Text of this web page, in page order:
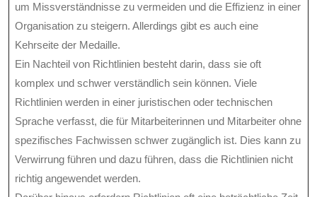
um Missverständnisse zu vermeiden und die Effizienz in einer
Organisation zu steigern. Allerdings gibt es auch eine
Kehrseite der Medaille.
Ein Nachteil von Richtlinien besteht darin, dass sie oft
komplex und schwer verständlich sein können. Viele
Richtlinien werden in einer juristischen oder technischen
Sprache verfasst, die für Mitarbeiterinnen und Mitarbeiter ohne
spezifisches Fachwissen schwer zugänglich ist. Dies kann zu
Verwirrung führen und dazu führen, dass die Richtlinien nicht
richtig angewendet werden.